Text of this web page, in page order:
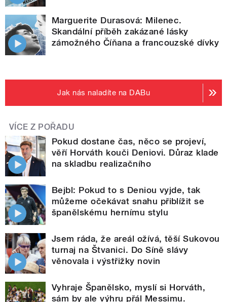
Marguerite Durasová: Milenec.
Skandální příběh zakázané lásky
zámožného Číňana a francouzské dívky
Jak nás naladíte na DABu
VÍCE Z POŘADU
Pokud dostane čas, něco se projeví,
věří Horváth kouči Deniovi. Důraz klade
na skladbu realizačního
Bejbl: Pokud to s Deniou vyjde, tak
můžeme očekávat snahu přiblížit se
španělskému hernímu stylu
Jsem ráda, že areál ožívá, těší Sukovou
turnaj na Štvanici. Do Síně slávy
věnovala i výstřižky novin
Vyhraje Španělsko, myslí si Horváth,
sám by ale výhru přál Messimu.